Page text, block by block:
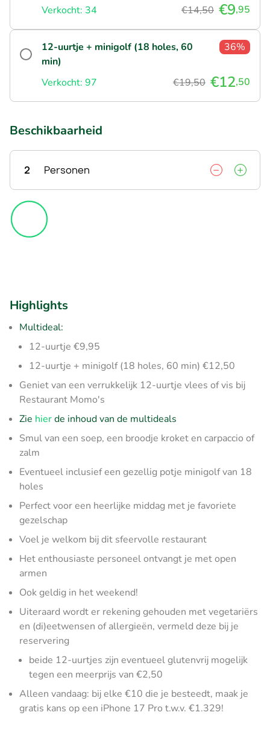
Verkocht: 34
€14,50 €9,95
12-uurtje + minigolf (18 holes, 60
min)
36%
Verkocht: 97 €19,50 €12,50
Beschikbaarheid
2 Personen
Highlights
Multideal:
12-uurtje €9,95
12-uurtje + minigolf (18 holes, 60 min) €12,50
Geniet van een verrukkelijk 12-uurtje vlees of vis bij
Restaurant Momo's
Zie hierde inhoud van de multideals
Smul van een soep, een broodje kroket en carpaccio of
zalm
Eventueel inclusief een gezellig potje minigolf van 18
holes
Perfect voor een heerlijke middag met je favoriete
gezelschap
Voel je welkom bij dit sfeervolle restaurant
Het enthousiaste personeel ontvangt je met open
armen
Ook geldig in het weekend!
Uiteraard wordt er rekening gehouden met vegetariërs
en (di)eetwensen of allergieën, vermeld deze bij je
reservering
beide 12-uurtjes zijn eventueel glutenvrij mogelijk
tegen een meerprijs van €2,50
Alleen vandaag: bij elke €10 die je besteedt, maak je
gratis kans op een iPhone 17 Pro t.w.v. €1.329!